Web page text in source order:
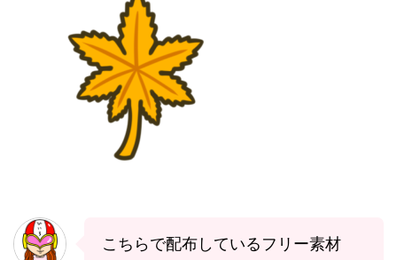
こちらで配布しているフリー素材